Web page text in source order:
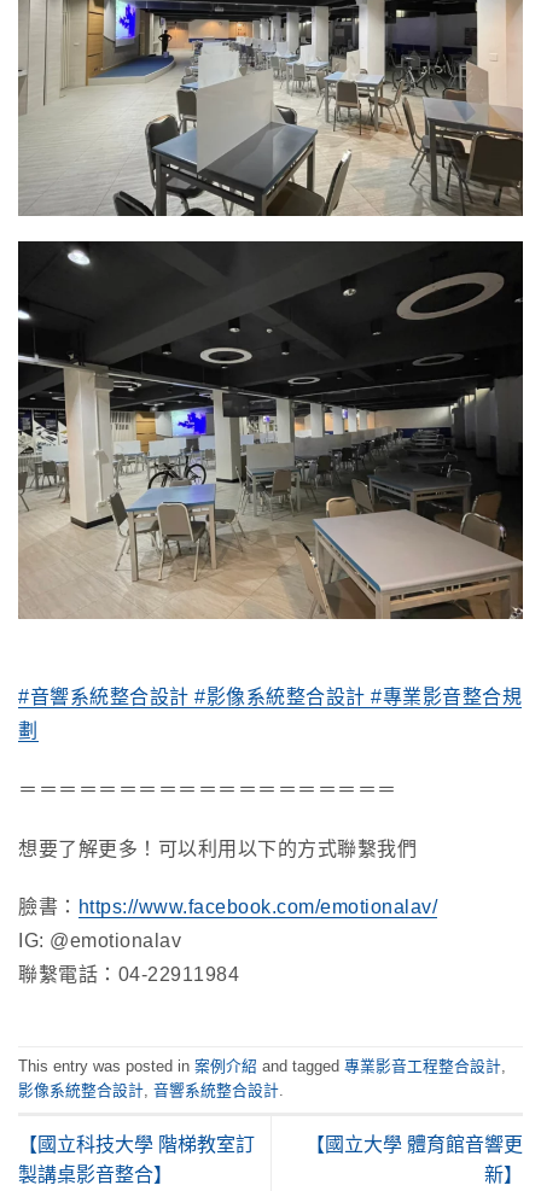
#音響系統整合設計 #影像系統整合設計 #專業影音整合規
劃
＝＝＝＝＝＝＝＝＝＝＝＝＝＝＝＝＝＝＝
想要了解更多！可以利用以下的方式聯繫我們
臉書： https://www.facebook.com/emotionalav/
IG: @emotionalav
聯繫電話：04-22911984
This entry was posted in 案例介紹 and tagged 專業影音工程整合設計,
影像系統整合設計, 音響系統整合設計.
【國立科技大學 階梯教室訂
製講桌影音整合】
【國立大學 體育館音響更
新】